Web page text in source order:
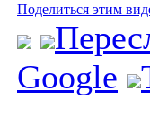
Поделиться этим
Google